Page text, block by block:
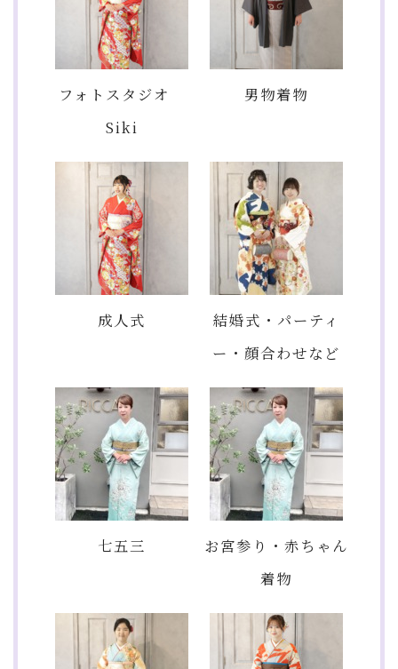
フォトスタジオ
Siki
男物着物
成人式
結婚式・パーティ
ー・顔合わせなど
七五三
お宮参り・赤ちゃん
着物